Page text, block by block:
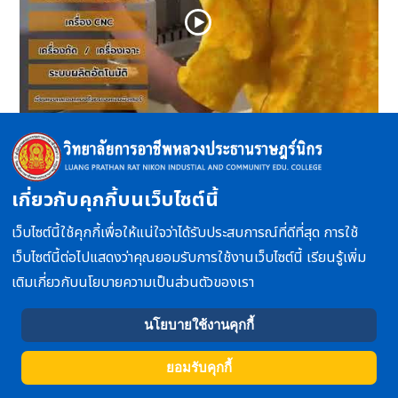
เกี่ยวกับคุกกี้บนเว็บไซต์นี้
เว็บไซต์นี้ใช้คุกกี้เพื่อให้แน่ใจว่าได้รับประสบการณ์ที่ดีที่สุด การใช้
เว็บไซต์นี้ต่อไปแสดงว่าคุณยอมรับการใช้งานเว็บไซต์นี้ เรียนรู้เพิ่ม
เติมเกี่ยวกับนโยบายความเป็นส่วนตัวของเรา
นโยบายใช้งานคุกกี้
ยอมรับคุกกี้
แผนกวิชาช่างกลโรงงาน